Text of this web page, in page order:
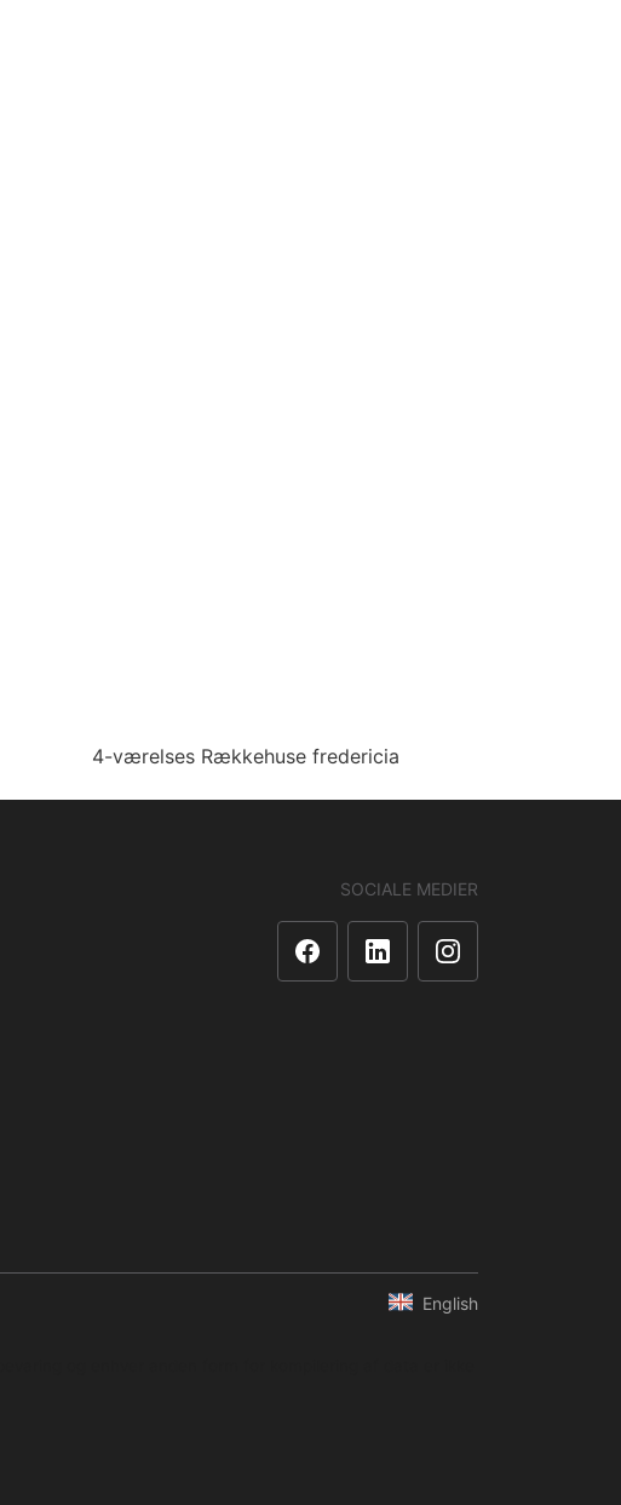
4-værelses Rækkehuse fredericia
SOCIALE MEDIER
English